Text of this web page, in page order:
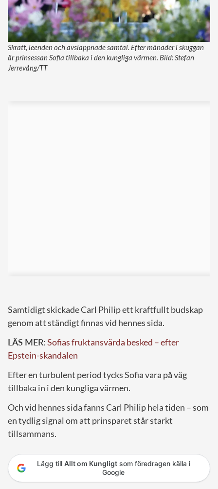
Skratt, leenden och avslappnade samtal. Efter månader i skuggan
är prinsessan Sofia tillbaka i den kungliga värmen. Bild: Stefan
Jerrevång/TT
Samtidigt skickade Carl Philip ett kraftfullt budskap
genom att ständigt finnas vid hennes sida.
LÄS MER:Sofias fruktansvärda besked – efter
Epstein-skandalen
Efter en turbulent period tycks Sofia vara på väg
tillbaka in i den kungliga värmen.
Och vid hennes sida fanns Carl Philip hela tiden – som
en tydlig signal om att prinsparet står starkt
tillsammans.
Lägg till Allt om Kungligtsom föredragen källa i
Google